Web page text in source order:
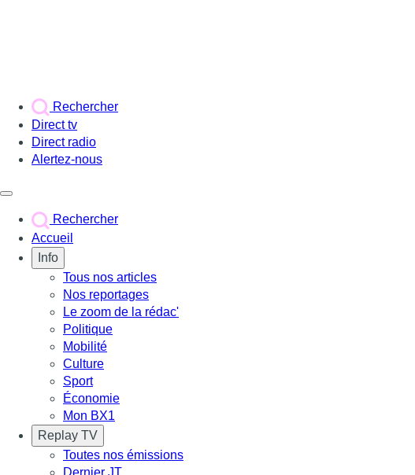
Rechercher
Direct tv
Direct radio
Alertez-nous
Rechercher
Accueil
Info
Tous nos articles
Nos reportages
Le zoom de la rédac'
Politique
Mobilité
Culture
Sport
Économie
Mon BX1
Replay TV
Toutes nos émissions
Dernier JT